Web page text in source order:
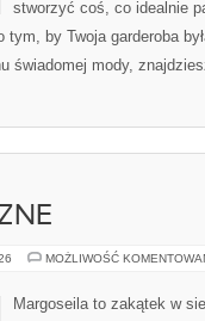
stworzyć coś, co idealnie
by Twoja garderoba
świadomej mody,
MOŻLIWOŚĆ
Margoseila to zakątek w